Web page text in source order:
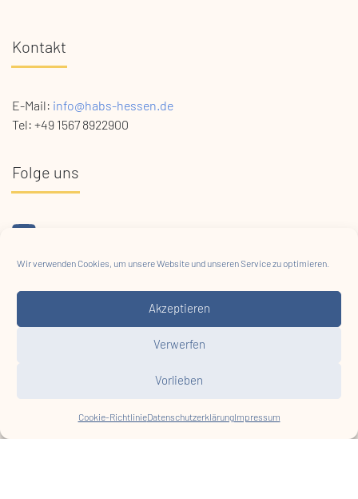
Wir verwenden Cookies, um unsere Website und unseren Service zu optimieren.
Akzeptieren
Verwerfen
Vorlieben
Cookie-RichtlinieDatenschutzerklärungImpressum
Kontakt
E-Mail: info@habs-hessen.de
Tel: +49 1567 8922900
Folge uns
Projektförderung